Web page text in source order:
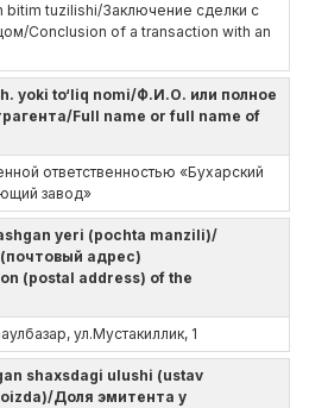
bitim tuzilishi/Заключение сделки с
Conclusion of a transaction with an
yoki to‘liq nomi/Ф.И.О. или полное
Full name or full name of
ответственностью «Бухарский
завод»
yeri (pochta manzili)/
адрес)
(postal address) of the
ул.Мустакиллик, 1
shaxsdagi ulushi (ustav
Доля эмитента у